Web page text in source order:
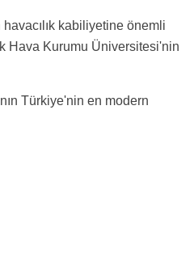
havacılık kabiliyetine önemli
Hava Kurumu Üniversitesi'nin
Türkiye'nin en modern